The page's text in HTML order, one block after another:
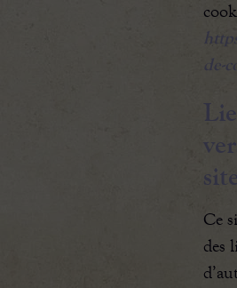
de-
Ce
des